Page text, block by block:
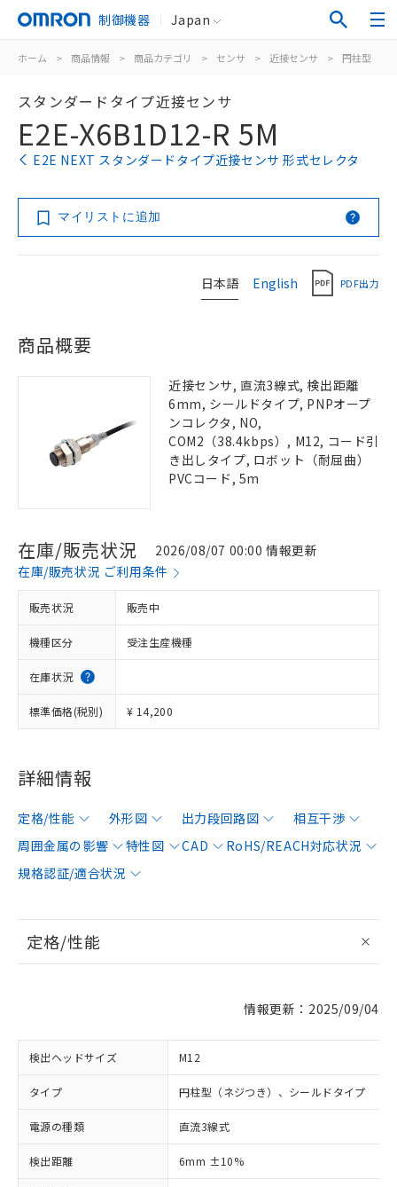
制御機器 Japan
ホーム > 商品情報 > 商品カテゴリ > センサ > 近接センサ > 円柱型
スタンダードタイプ近接センサ
E2E-X6B1D12-R 5M
E2E NEXT スタンダードタイプ近接センサ 形式セレクタ
マイリストに追加
日本語 English PDF出力
商品概要
近接センサ, 直流3線式, 検出距離
6mm, シールドタイプ, PNPオープ
ンコレクタ, NO,
COM2（38.4kbps）, M12, コード引
き出しタイプ, ロボット（耐屈曲）
PVCコード, 5m
在庫/販売状況
2026/08/07 00:00 情報更新
在庫/販売状況 ご利用条件
販売状況 販売中
機種区分 受注生産機種
在庫状況
標準価格(税別) ¥ 14,200
詳細情報
定格/性能 外形図 出力段回路図
相互干渉
周囲金属の影響
特性図 CAD
RoHS/REACH対応状況
規格認証/適合状況
定格/性能
情報更新：2025/09/04
検出ヘッドサイズ M12
タイプ 円柱型（ネジつき）、シールドタイプ
電源の種類 直流3線式
検出距離 6mm ±10%